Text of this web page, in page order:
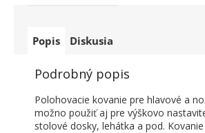
Popis Diskusia
Podrobný popis
Polohovacie kovanie pre hlavové a
možno použiť aj pre výškovo
stolové dosky, lehátka a pod.